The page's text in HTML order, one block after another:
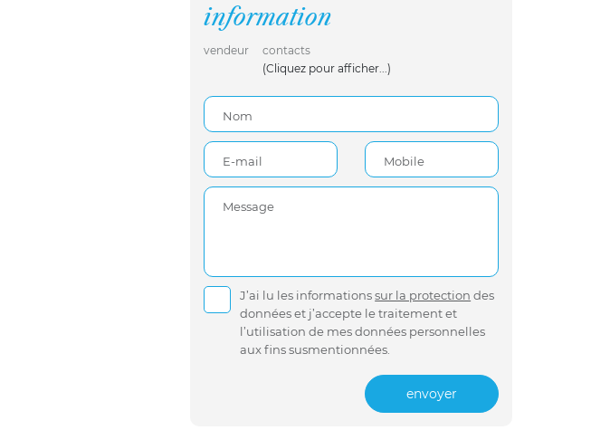
information
vendeur
contacts
(Cliquez pour afficher...)
Nom
E-mail Mobile
Message
J’ai lu les informationssur la protection des
données et j’accepte le traitement et
l’utilisation de mes données personnelles
aux fins susmentionnées.
envoyer